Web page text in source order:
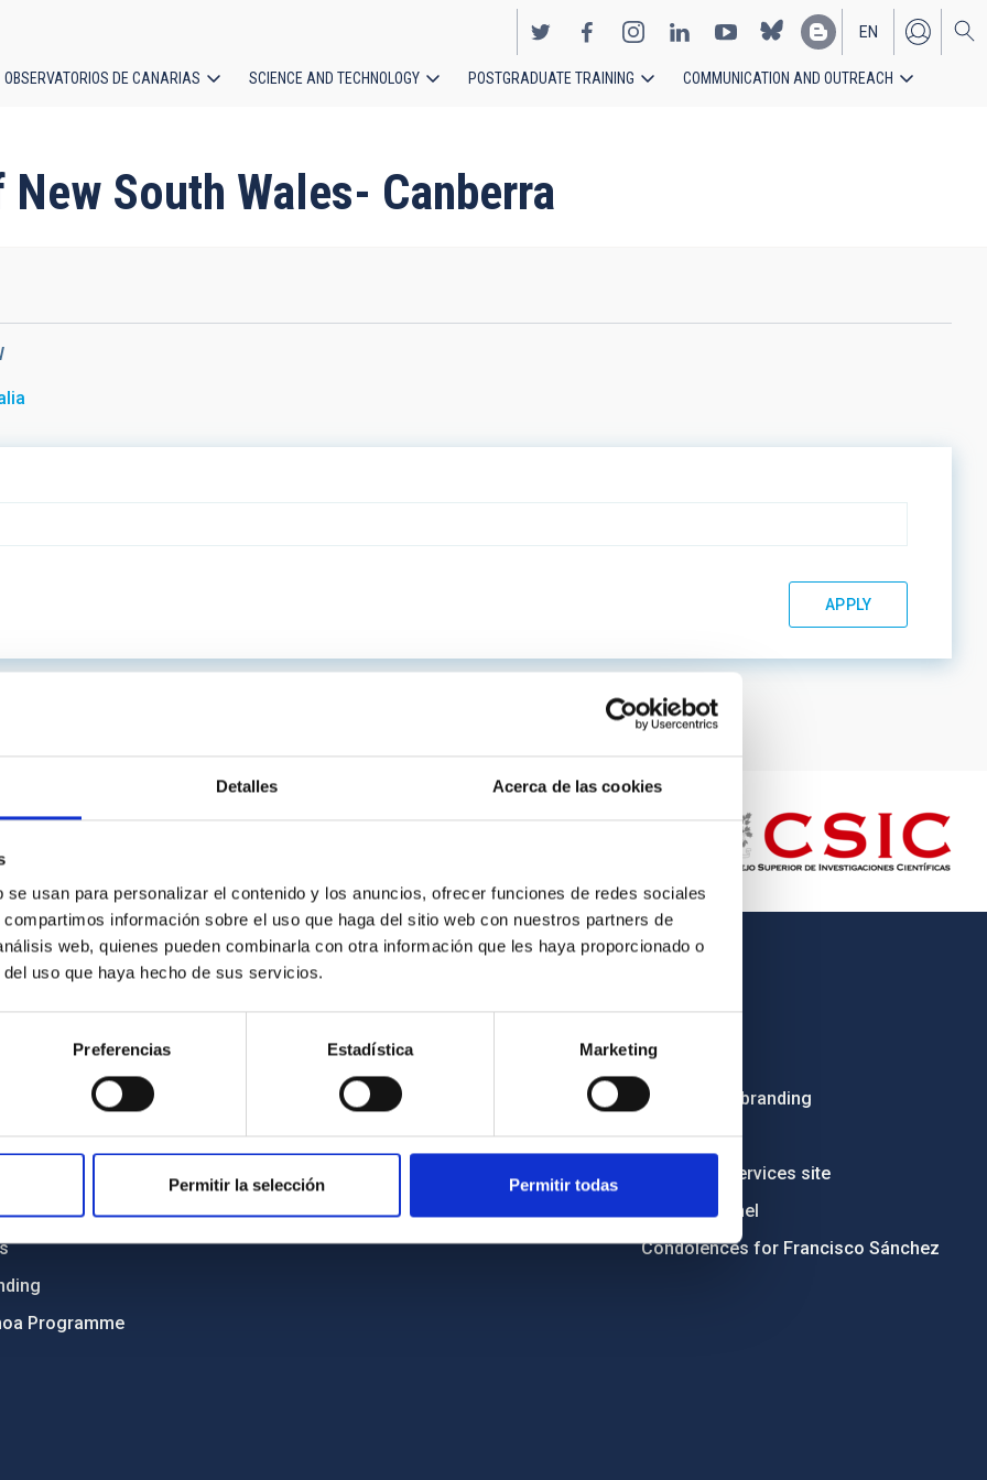
Detalles Acerca de las cookies
usan para personalizar el contenido y los anuncios, ofrecer funciones de redes sociales
información sobre el uso que haga del sitio web con nuestros partners de
web, quienes pueden combinarla con otra información que les haya proporcionado o
uso que haya hecho de sus servicios.
Preferencias Estadística Marketing
Permitir la selección Permitir todas
EN
ES
OBSERVATORIOS DE CANARIAS SCIENCE AND TECHNOLOGY POSTGRADUATE TRAINING COMMUNICATION AND OUTREACH
South Wales- Canberra
and anti-fraud policy
and diversity
Programme
IAC PORTAL
Privacy policy
Legal notice
Cookies policy
Accessibility
Tenders
Institutional branding
RSS
Electronic services site
Ethics channel
Condolences for Francisco Sánchez